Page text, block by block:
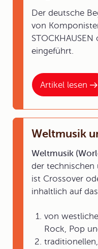
Artikel lesen
Der deutsche
von
eingeführt.
Weltmusik
Weltmusik
der technischen
ist Crossover
inhaltlich auf
von
Rock, Pop